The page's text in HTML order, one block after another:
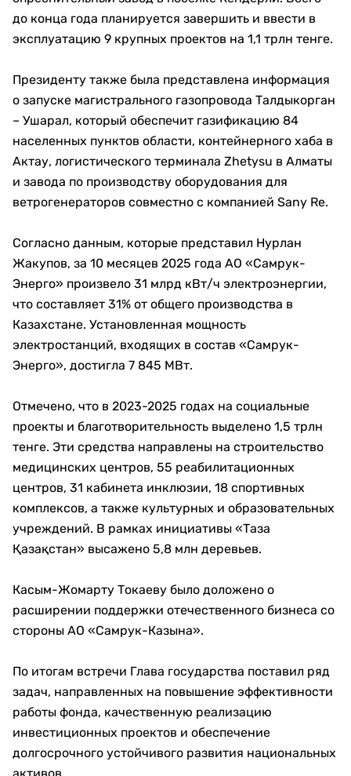
до конца года планируется завершить и ввести в
эксплуатацию 9 крупных проектов на 1,1 трлн тенге.
Президенту также была представлена информация
о запуске магистрального газопровода Талдыкорган
– Ушарал, который обеспечит газификацию 84
населенных пунктов области, контейнерного хаба в
Актау, логистического терминала Zhetysu в Алматы
и завода по производству оборудования для
ветрогенераторов совместно с компанией Sany Re.
Согласно данным, которые представил Нурлан
Жакупов, за 10 месяцев 2025 года АО «Самрук-
Энерго» произвело 31 млрд кВт/ч электроэнергии,
что составляет 31% от общего производства в
Казахстане. Установленная мощность
электростанций, входящих в состав «Самрук-
Энерго», достигла 7 845 МВт.
Отмечено, что в 2023-2025 годах на социальные
проекты и благотворительность выделено 1,5 трлн
тенге. Эти средства направлены на строительство
медицинских центров, 55 реабилитационных
центров, 31 кабинета инклюзии, 18 спортивных
комплексов, а также культурных и образовательных
учреждений. В рамках инициативы «Таза
Қазақстан» высажено 5,8 млн деревьев.
Касым-Жомарту Токаеву было доложено о
расширении поддержки отечественного бизнеса со
стороны АО «Самрук-Казына».
По итогам встречи Глава государства поставил ряд
задач, направленных на повышение эффективности
работы фонда, качественную реализацию
инвестиционных проектов и обеспечение
долгосрочного устойчивого развития национальных